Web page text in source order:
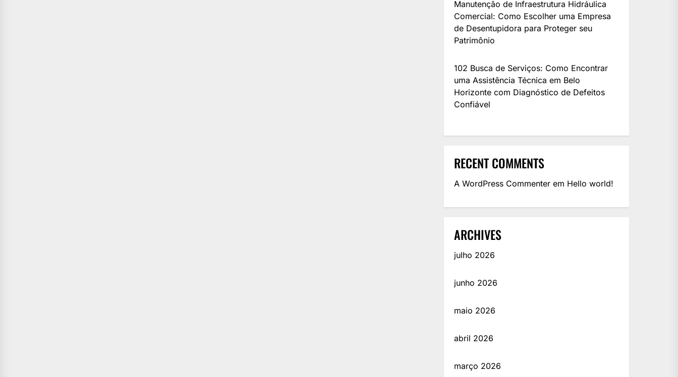
Manutenção de Infraestrutura Hidráulica
Comercial: Como Escolher uma Empresa
de Desentupidora para Proteger seu
Patrimônio
102 Busca de Serviços: Como Encontrar
uma Assistência Técnica em Belo
Horizonte com Diagnóstico de Defeitos
Confiável
RECENT COMMENTS
A WordPress Commenter em Hello world!
ARCHIVES
julho 2026
junho 2026
maio 2026
abril 2026
março 2026